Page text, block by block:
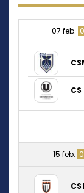
07 feb.
15 feb.